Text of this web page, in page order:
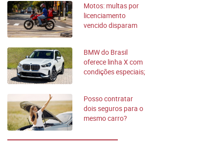
Motos: multas por
licenciamento
vencido disparam
BMW do Brasil
oferece linha X com
condições especiais;
Posso contratar
dois seguros para o
mesmo carro?